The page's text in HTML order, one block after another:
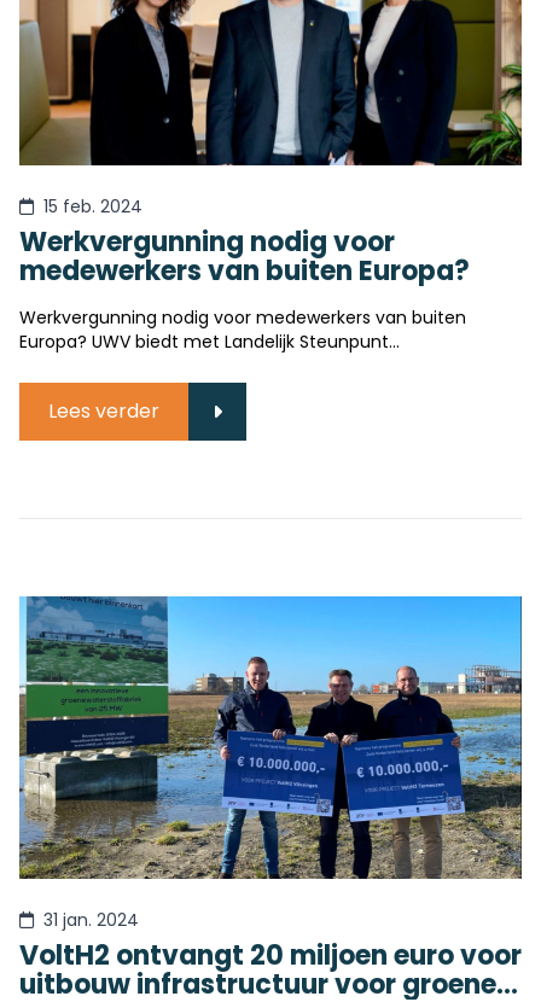
15 feb. 2024
Werkvergunning nodig voor
medewerkers van buiten Europa?
Werkvergunning nodig voor medewerkers van buiten
Europa? UWV biedt met Landelijk Steunpunt
niet om binnen de EU/EER een geschikte werknemer te
vinden?
Lees verder
31 jan. 2024
VoltH2 ontvangt 20 miljoen euro voor
uitbouw infrastructuur voor groene